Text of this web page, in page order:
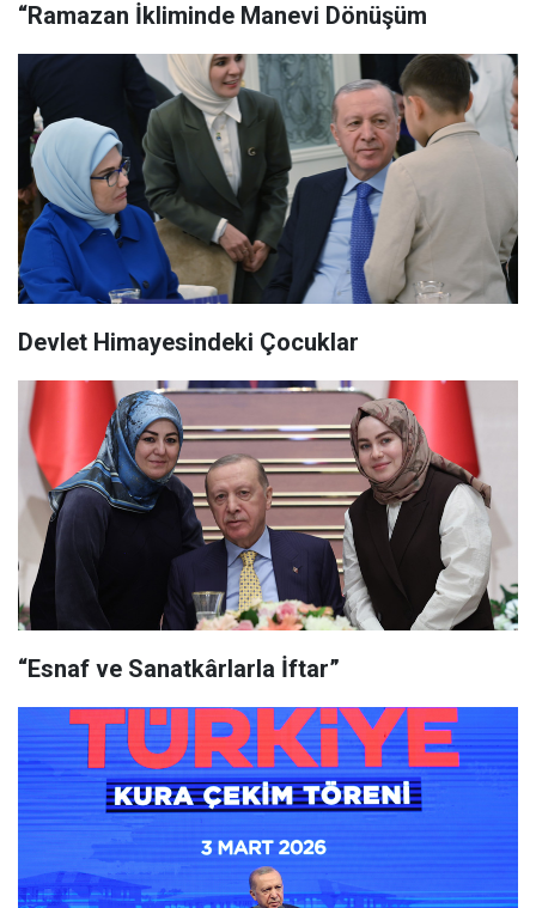
“Ramazan İkliminde Manevi Dönüşüm
Devlet Himayesindeki Çocuklar
“Esnaf ve Sanatkârlarla İftar”